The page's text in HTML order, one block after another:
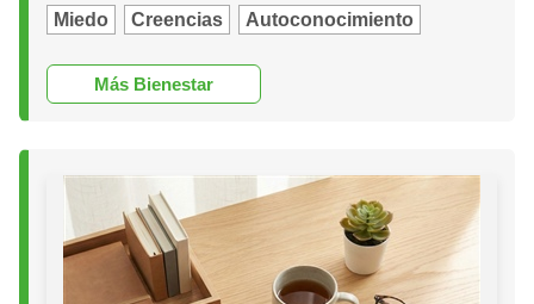
Miedo Creencias Autoconocimiento
Más Bienestar